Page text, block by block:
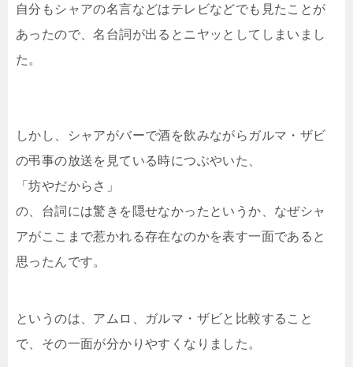
自分もシャアの名言などはテレビなどでも見たことが
あったので、名台詞が出るとニヤッとしてしまいまし
た。
しかし、シャアがバーで酒を飲みながらガルマ・ザビ
の弔事の放送を見ている時につぶやいた、
「坊やだからさ」
の、台詞には驚きを隠せなかったというか、なぜシャ
アがここまで惹かれる存在なのかを表す一面であると
思ったんです。
というのは、アムロ、ガルマ・ザビと比較すること
で、その一面が分かりやすくなりました。